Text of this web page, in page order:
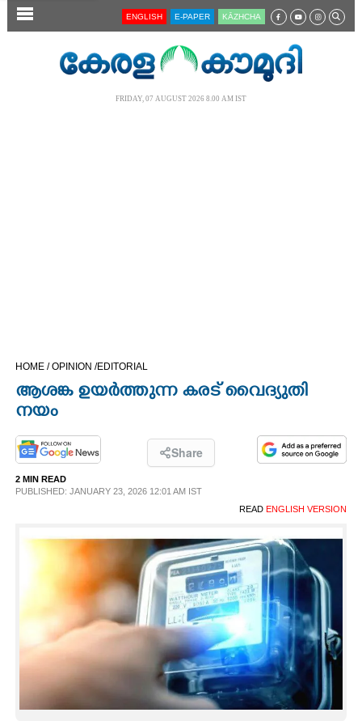
SECTIONS
INFO+
ASTRO
ENGLISH E-PAPER KĀZHCHA
FRIDAY, 07 AUGUST 2026 8.00 AM IST
HOME /OPINION /EDITORIAL
ആശങ്ക ഉയർത്തുന്ന കരട് വൈദ്യുതി
നയം
Share
2 MIN READ
PUBLISHED: JANUARY 23, 2026 12:01 AM IST
READ ENGLISH VERSION